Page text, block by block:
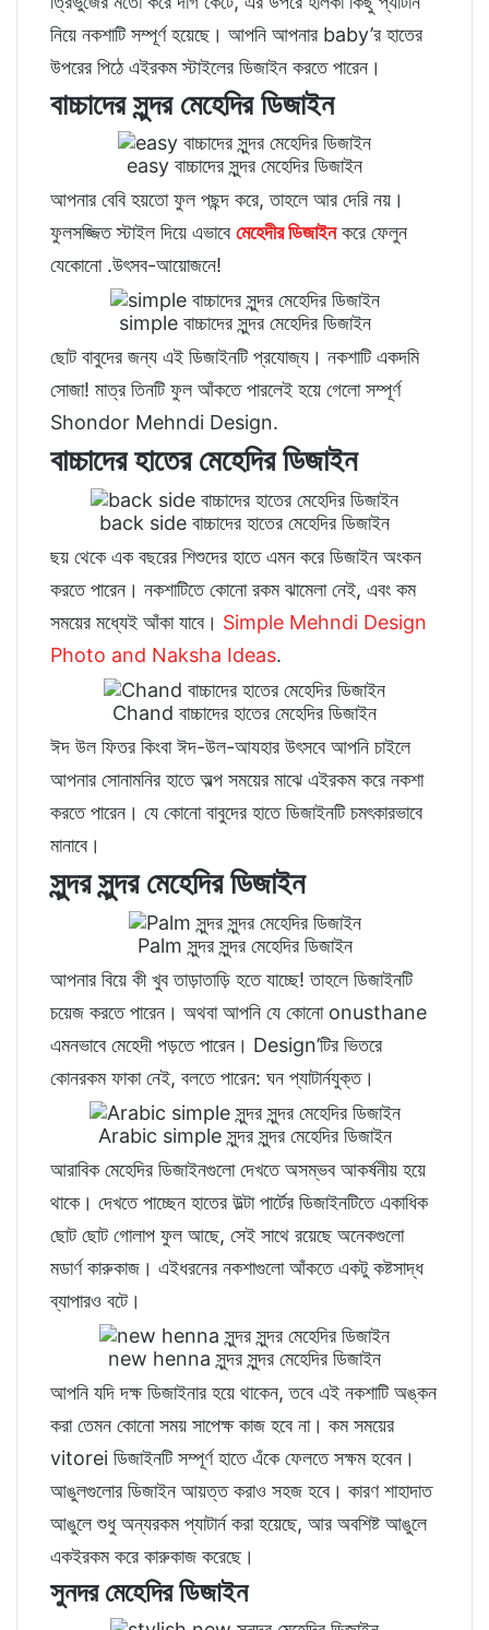
নিয়ে নকশাটি সম্পূর্ণ হয়েছে। আপনি আপনার baby’র হাতের
উপরের পিঠে এইরকম স্টাইলের ডিজাইন করতে পারেন।
বাচ্চাদের সুন্দর মেহেদির ডিজাইন
easy বাচ্চাদের সুন্দর মেহেদির ডিজাইন
আপনার বেবি হয়তো ফুল পছন্দ করে, তাহলে আর দেরি নয়।
ফুলসজ্জিত স্টাইল দিয়ে এভাবেমেহেদীর ডিজাইনকরে ফেলুন
যেকোনো .উৎসব-আয়োজনে!
simple বাচ্চাদের সুন্দর মেহেদির ডিজাইন
ছোট বাবুদের জন্য এই ডিজাইনটি প্রযোজ্য। নকশাটি একদমি
সোজা! মাত্র তিনটি ফুল আঁকতে পারলেই হয়ে গেলো সম্পূর্ণ
Shondor Mehndi Design.
বাচ্চাদের হাতের মেহেদির ডিজাইন
back side বাচ্চাদের হাতের মেহেদির ডিজাইন
ছয় থেকে এক বছরের শিশুদের হাতে এমন করে ডিজাইন অংকন
করতে পারেন। নকশাটিতে কোনো রকম ঝামেলা নেই, এবং কম
সময়ের মধ্যেই আঁকা যাবে। Simple Mehndi Design
Photo and Naksha Ideas.
Chand বাচ্চাদের হাতের মেহেদির ডিজাইন
ঈদ উল ফিতর কিংবা ঈদ-উল-আযহার উৎসবে আপনি চাইলে
আপনার সোনামনির হাতে অল্প সময়ের মাঝে এইরকম করে নকশা
করতে পারেন। যে কোনো বাবুদের হাতে ডিজাইনটি চমৎকারভাবে
মানাবে।
সুন্দর সুন্দর মেহেদির ডিজাইন
Palm সুন্দর সুন্দর মেহেদির ডিজাইন
আপনার বিয়ে কী খুব তাড়াতাড়ি হতে যাচ্ছে! তাহলে ডিজাইনটি
চয়েজ করতে পারেন। অথবা আপনি যে কোনো onusthane
এমনভাবে মেহেদী পড়তে পারেন। Design’টির ভিতরে
কোনরকম ফাকা নেই, বলতে পারেন: ঘন প্যাটার্নযুক্ত।
Arabic simple সুন্দর সুন্দর মেহেদির ডিজাইন
আরাবিক মেহেদির ডিজাইনগুলো দেখতে অসম্ভব আকর্ষনীয় হয়ে
থাকে। দেখতে পাচ্ছেন হাতের উল্টা পার্টের ডিজাইনটিতে একাধিক
ছোট ছোট গোলাপ ফুল আছে, সেই সাথে রয়েছে অনেকগুলো
মডার্ণ কারুকাজ। এইধরনের নকশাগুলো আঁকতে একটু কষ্টসাদ্ধ
ব্যাপারও বটে।
new henna সুন্দর সুন্দর মেহেদির ডিজাইন
আপনি যদি দক্ষ ডিজাইনার হয়ে থাকেন, তবে এই নকশাটি অঙ্কন
করা তেমন কোনো সময় সাপেক্ষ কাজ হবে না। কম সময়ের
vitorei ডিজাইনটি সম্পূর্ণ হাতে এঁকে ফেলতে সক্ষম হবেন।
আঙুলগুলোর ডিজাইন আয়ত্ত করাও সহজ হবে। কারণ শাহাদাত
আঙুলে শুধু অন্যরকম প্যাটার্ন করা হয়েছে, আর অবশিষ্ট আঙুলে
একইরকম করে কারুকাজ করেছে।
সুনদর মেহেদির ডিজাইন